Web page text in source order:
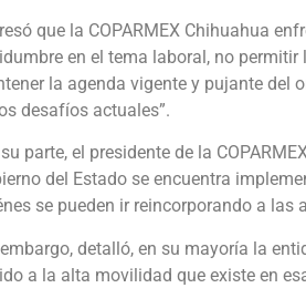
que la COPARMEX Chihuahua
en el tema laboral, no
la agenda vigente y pujante del
desafíos actuales”.
su parte, el presidente de la
del Estado se encuentra
se pueden ir reincorporando a las
detalló, en su mayoría la
a la alta movilidad que existe en